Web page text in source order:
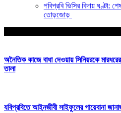
পবিপ্রবি ভিসির বিদায় ঘণ্টা:
তোড়জোড়
অনৈতিক কাজে বাধা দেওয়ায় সিনিয়রকে
তালা
যবিপ্রবিতে আইনজীবী সাইফুলের গায়েবানা